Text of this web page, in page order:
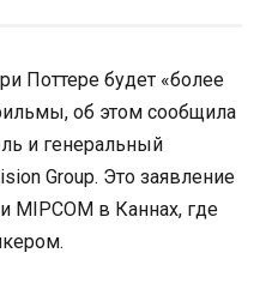
Поттере будет «более
об этом сообщила
и генеральный
Group. Это заявление
MIPCOM в Каннах, где